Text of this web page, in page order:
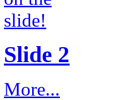
Slide 2
More...